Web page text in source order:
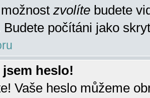
zvolíte budete
Budete počítáni jako
heslo!
Vaše heslo můžeme